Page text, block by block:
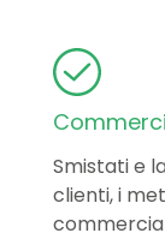
Smistati e
clienti, i